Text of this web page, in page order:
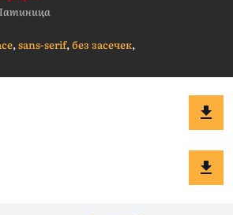
,sans-serif,без засечек,